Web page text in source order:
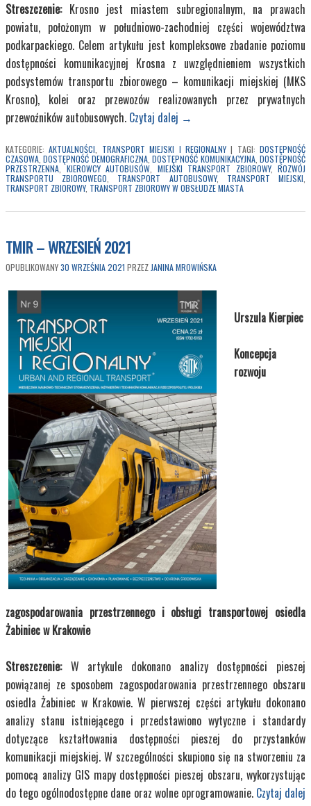
Streszczenie:Krosno jest miastem subregionalnym, na prawach
powiatu, położonym w południowo-zachodniej części województwa
podkarpackiego. Celem artykułu jest kompleksowe zbadanie poziomu
dostępności komunikacyjnej Krosna z uwzględnieniem wszystkich
podsystemów transportu zbiorowego – komunikacji miejskiej (MKS
Krosno), kolei oraz przewozów realizowanych przez prywatnych
przewoźników autobusowych. Czytaj dalej →
KATEGORIE: AKTUALNOŚCI TRANSPORT MIEJSKI I REGIONALNY | TAGI: DOSTĘPNOŚĆ
CZASOWA ,DOSTĘPNOŚĆ DEMOGRAFICZNA,DOSTĘPNOŚĆ KOMUNIKACYJNA,DOSTĘPNOŚĆ
PRZESTRZENNA ,KIEROWCY AUTOBUSÓW MIEJSKI TRANSPORT ZBIOROWY, ROZWÓJ
TRANSPORTU ZBIOROWEGO
TRANSPORT AUTOBUSOWY, TRANSPORT MIEJSKI
TRANSPORT ZBIOROWY, TRANSPORT ZBIOROWY W OBSŁUDZE MIASTA
TMIR – WRZESIEŃ 2021
OPUBLIKOWANY30 WRZEŚNIA 2021 PRZEZ JANINA MROWIŃSKA
25,00 zł
Transport Miejski i Regionalny
Kup Teraz
Urszula Kierpiec
Koncepcja
rozwoju
zagospodarowania przestrzennego i obsługi transportowej osiedla
Żabiniec w Krakowie
Streszczenie: W artykule dokonano analizy dostępności pieszej
powiązanej ze sposobem zagospodarowania przestrzennego obszaru
osiedla Żabiniec w Krakowie. W pierwszej części artykułu dokonano
analizy stanu istniejącego i przedstawiono wytyczne i standardy
dotyczące kształtowania dostępności pieszej do przystanków
komunikacji miejskiej. W szczególności skupiono się na stworzeniu za
pomocą analizy GIS mapy dostępności pieszej obszaru, wykorzystując
do tego ogólnodostępne dane oraz wolne oprogramowanie. Czytaj dalej